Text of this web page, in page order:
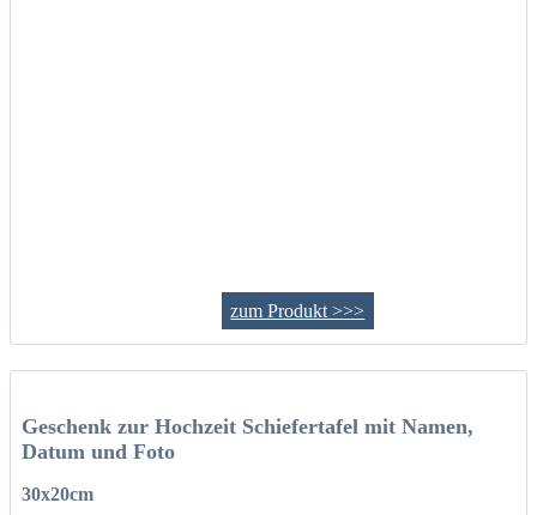
zum Produkt >>>
Geschenk zur Hochzeit Schiefertafel mit Namen,
Datum und Foto
30x20cm